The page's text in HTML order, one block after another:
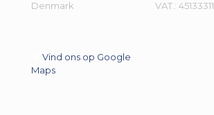
Denmark
Vind ons op Google
Maps
VAT.: 45133311